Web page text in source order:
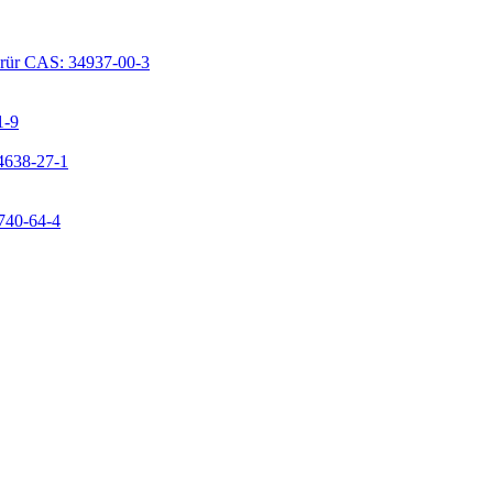
CAS: 34937-00-3
9
27-1
64-4